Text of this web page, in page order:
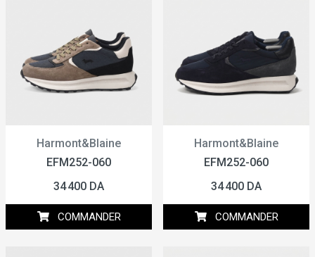
Harmont&Blaine
EFM252-060
34 400 DA
COMMANDER
Harmont&Blaine
EFM252-060
34 400 DA
COMMANDER